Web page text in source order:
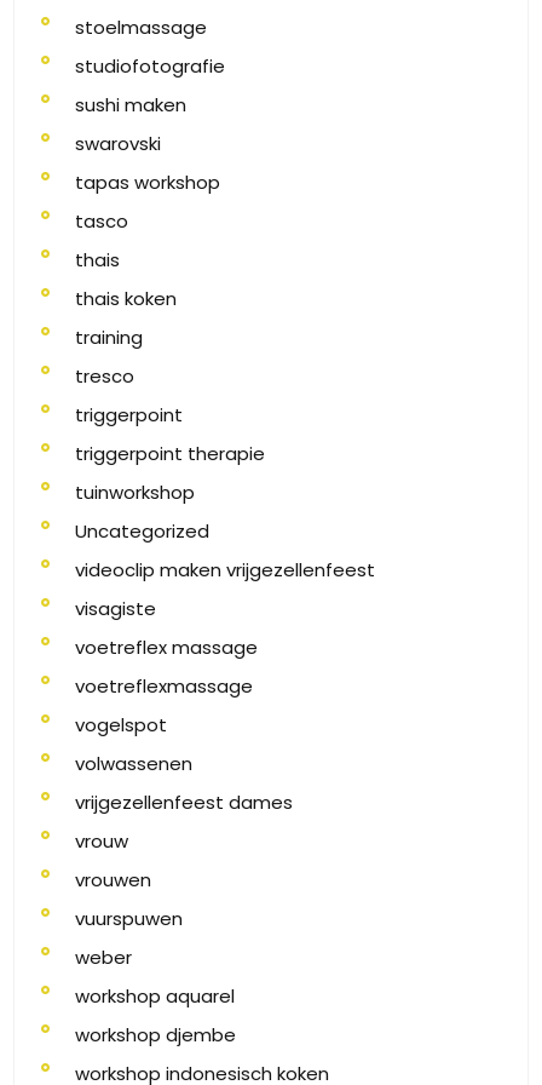
stoelmassage
studiofotografie
sushi maken
swarovski
tapas workshop
tasco
thais
thais koken
training
tresco
triggerpoint
triggerpoint therapie
tuinworkshop
Uncategorized
videoclip maken vrijgezellenfeest
visagiste
voetreflex massage
voetreflexmassage
vogelspot
volwassenen
vrijgezellenfeest dames
vrouw
vrouwen
vuurspuwen
weber
workshop aquarel
workshop djembe
workshop indonesisch koken